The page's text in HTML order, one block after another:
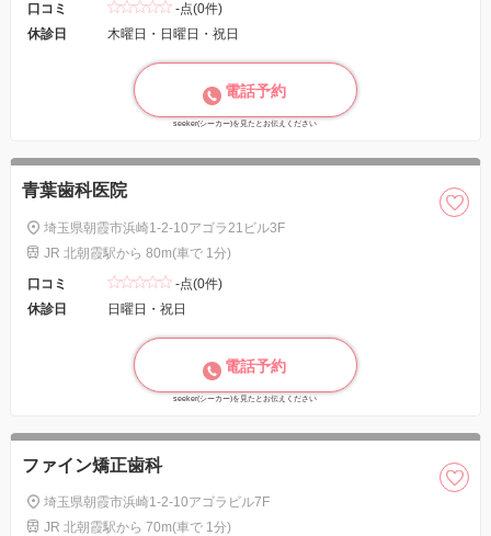
口コミ
-点(0件)
休診日
木曜日・日曜日・祝日
電話予約
seeker(シーカー)を見たとお伝えください
青葉歯科医院
埼玉県朝霞市浜崎1-2-10アゴラ21ビル3F
JR 北朝霞駅から 80m(車で 1分)
口コミ
-点(0件)
休診日
日曜日・祝日
電話予約
seeker(シーカー)を見たとお伝えください
ファイン矯正歯科
埼玉県朝霞市浜崎1-2-10アゴラビル7F
JR 北朝霞駅から 70m(車で 1分)